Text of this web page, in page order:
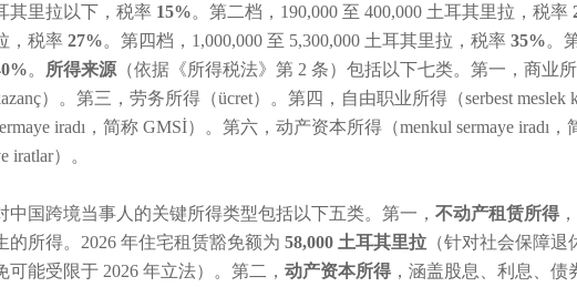
其里拉以下，税率 15%。第二档，190,000 至 400,000 土耳其里拉，税率
，税率 27%。第四档，1,000,000 至 5,300,000 土耳其里拉，税率 35%。
。 所得来源 （依据《所得税法》第 2 条）包括以下七类。第一，商业
）。第三，劳务所得（ücret）。第四，自由职业所得（serbest meslek
iradı，简称 GMSİ）。第六，动产资本所得（menkul sermaye iradı
iratlar）。
中国跨境当事人的关键所得类型包括以下五类。第一， 不动产租赁所得
的所得。2026 年住宅租赁豁免额为 58,000 土耳其里拉 （针对社会保障
可能受限于 2026 年立法）。第二， 动产资本所得 ，涵盖股息、利息、